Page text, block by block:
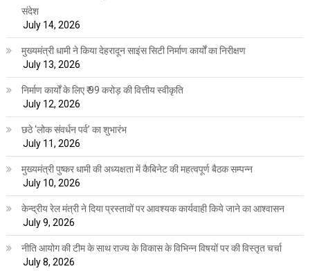
संदेश
July 14, 2026
मुख्यमंत्री धामी ने किया देहरादून साइंस सिटी निर्माण कार्यों का निरीक्षण
July 13, 2026
निर्माण कार्यों के लिए ₹ 99 करोड़ की वित्तीय स्वीकृति
July 12, 2026
छठे ‘लोक संवर्धन पर्व’ का शुभारंभ
July 11, 2026
मुख्यमंत्री पुष्कर धामी की अध्यक्षता में कैबिनेट की महत्वपूर्ण बैठक सम्पन्न
July 10, 2026
केन्द्रीय रेल मंत्री ने दिया प्रस्तावों पर आवश्यक कार्यवाही किये जाने का आश्वासन
July 9, 2026
नीति आयोग की टीम के साथ राज्य के विकास के विभिन्न विषयों पर की विस्तृत चर्चा
July 8, 2026